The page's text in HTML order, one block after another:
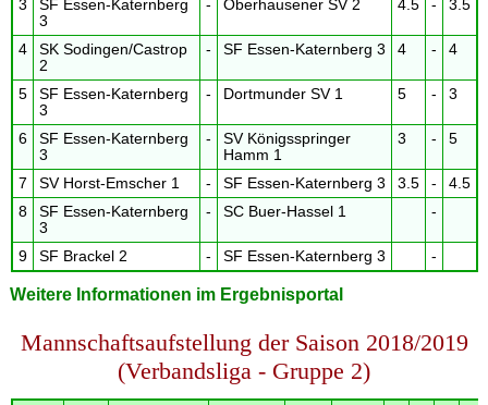
3
SF Essen-Katernberg
3
- Oberhausener SV 2 4.5 - 3.5
4
SK Sodingen/Castrop
2
- SF Essen-Katernberg 3 4 - 4
5
SF Essen-Katernberg
3
- Dortmunder SV 1 5 - 3
6
SF Essen-Katernberg
3
-
SV Königsspringer
Hamm 1
3 - 5
7 SV Horst-Emscher 1 - SF Essen-Katernberg 3 3.5 -
4.5
8
SF Essen-Katernberg
3
- SC Buer-Hassel 1 -
9 SF Brackel 2 - SF Essen-Katernberg 3 -
Weitere Informationen im Ergebnisportal
Mannschaftsaufstellung der Saison 2018/2019
(Verbandsliga - Gruppe 2)